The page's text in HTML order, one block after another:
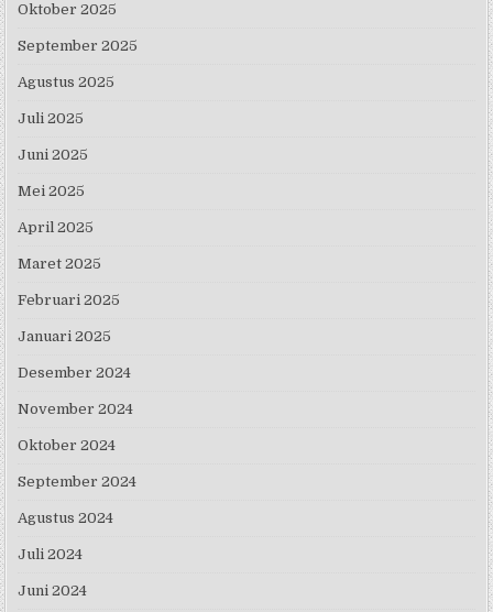
Oktober 2025
September 2025
Agustus 2025
Juli 2025
Juni 2025
Mei 2025
April 2025
Maret 2025
Februari 2025
Januari 2025
Desember 2024
November 2024
Oktober 2024
September 2024
Agustus 2024
Juli 2024
Juni 2024